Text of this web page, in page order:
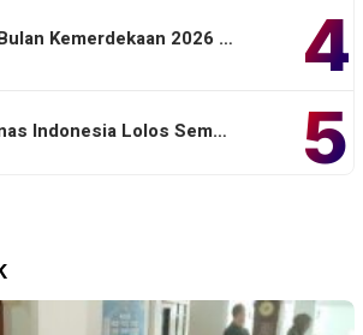
4
Kemerdekaan 2026 …
5
Indonesia Lolos Sem…